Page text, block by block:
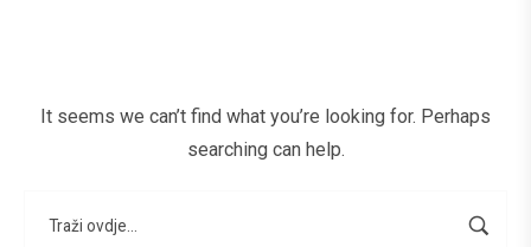
It seems we can’t find what you’re looking for. Perhaps
searching can help.